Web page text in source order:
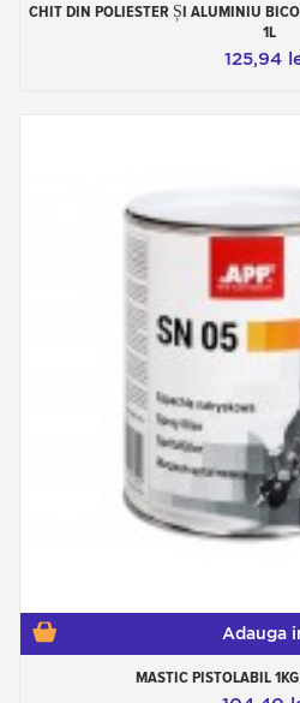
CHIT DIN POLIESTER ȘI ALUMINIU
1L
125,94
Adauga
MASTIC PISTOLABIL